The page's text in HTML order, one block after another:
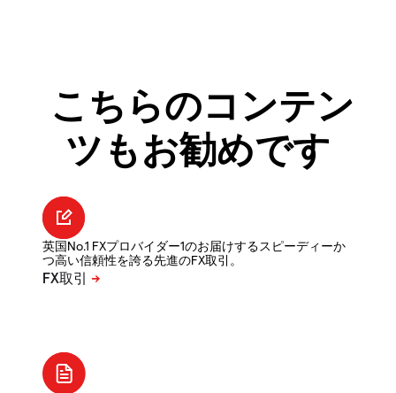
こちらのコンテン
ツもお勧めです
英国No.1 FXプロバイダー1のお届けするスピーディーか
つ高い信頼性を誇る先進のFX取引。